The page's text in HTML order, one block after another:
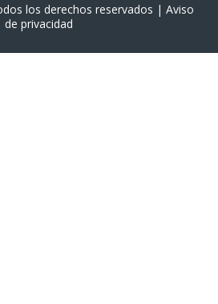
los derechos reservados | Aviso
de privacidad